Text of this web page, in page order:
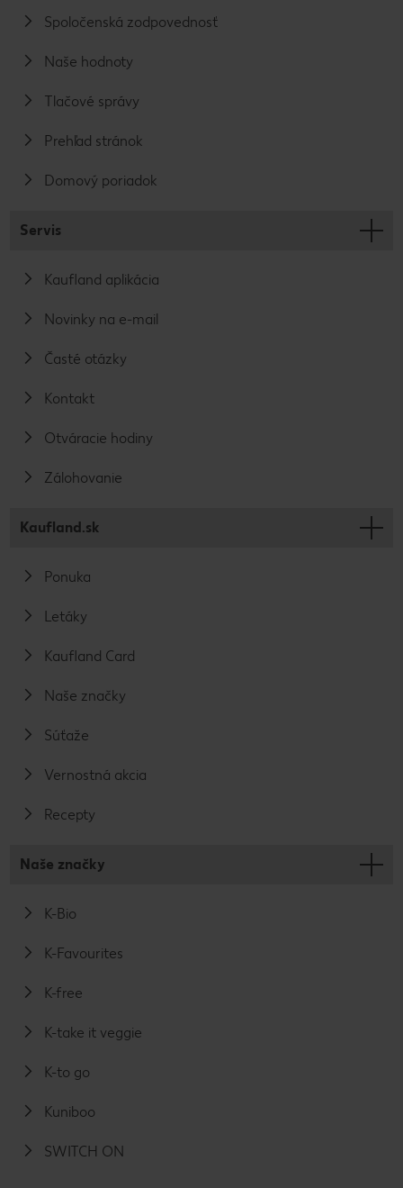
Spoločenská zodpovednosť
Naše hodnoty
Tlačové správy
Prehľad stránok
Domový poriadok
Servis
Kaufland aplikácia
Novinky na e-mail
Časté otázky
Kontakt
Otváracie hodiny
Zálohovanie
Kaufland.sk
Ponuka
Letáky
Kaufland Card
Naše značky
Súťaže
Vernostná akcia
Recepty
Naše značky
K-Bio
K-Favourites
K-free
K-take it veggie
K-to go
Kuniboo
SWITCH ON